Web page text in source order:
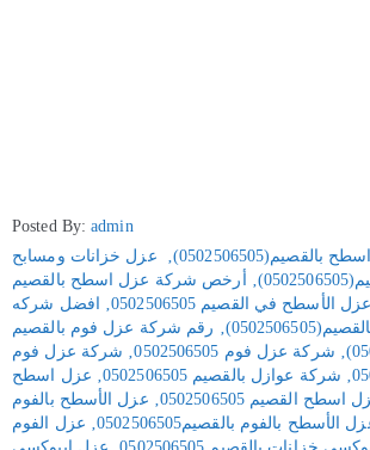
Posted By:admin
بالقصيم(0502506505) ‚
عزل خزانات ومسابح
‚
أرخص شركة عزل اسطح بالقصيم
الأسطح في القصيم 0502506505 ‚
افضل شركه
‚ رقم شركة عزل فوم بالقصيم
‚ شركة عزل فوم 0502506505 ‚ شركة عزل فوم
‚ شركة عوازل بالقصيم 0502506505 ‚ عزل اسطح
اسطح القصيم 0502506505 ‚ عزل الأسطح بالفوم
الأسطح بالفوم بالقصيم0502506505 ‚ عزل الفوم